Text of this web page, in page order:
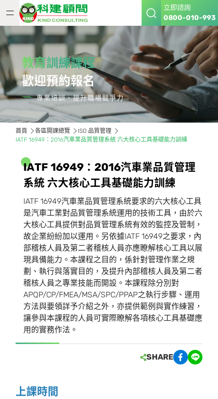
立即諮詢
0800-010-993
教育訓練課程
歡迎預約報名
專業培訓、提升職場競爭力
首頁 各區開課總覽
ISO 品質管理
IATF 16949：2016汽車業品質管理系統 六大核心工具基礎能力訓練
IATF 16949 ： 2016汽車業品質管理
系統 六大核心工具基礎能力訓 練
IATF 16949汽車業品質管理系統要求的六大核心工具
是汽車工業對品質管理系統運用的技術工具，由於六
大核心工具提供對品質管理系統有效的監控及管制，
故企業紛紛加以運用。另依據IATF 16949之要求，內
部稽核人員及第二者稽核人員亦應瞭解核心工具以展
現具備能力。本課程之目的，係針對管理作業之規
劃、執行與落實目的，及提升內部稽核人員及第二者
稽核人員之專業技能而開設。本課程除分別對
APQP/CP/FMEA/MSA/SPC/PPAP之執行步驟、運用
方法與要領詳予介紹之外，亦提供範例與實作練習，
讓參與本課程的人員可實際瞭解各項核心工具基礎應
用的實務作法。
SHARE
上課時間